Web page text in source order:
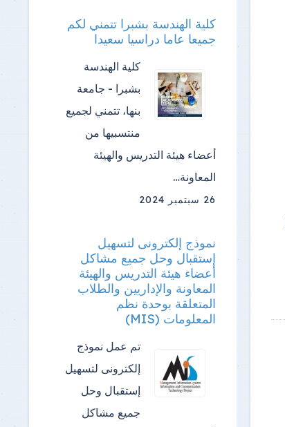
كلية الهندسة بشبرا تتمني لكم
جميعا عاما دراسيا سعيدا
كلية الهندسة
بشبرا - جامعة
بنها، تتمني لجميع
منتسبيها من
أعضاء هيئة التدريس والهيئة
المعاونة…
26 سبتمبر 2024
نموذج إلكترونى لتسهيل
إستقبال وحل جميع مشاكل
أعضاء هيئة التدريس والهيئة
المعاونة والإداريين والطلاب
المتعلقة بوحدة نظم
المعلومات (MIS)
تم عمل نموذج
إلكترونى لتسهيل
إستقبال وحل
جميع مشاكل